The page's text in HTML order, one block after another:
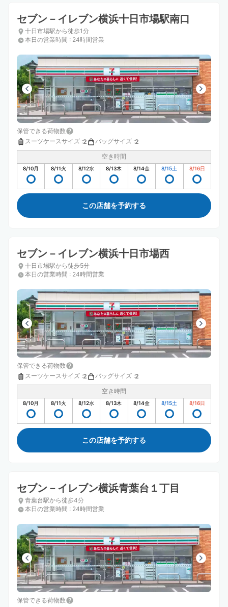
セブン－イレブン横浜十日市場駅南口
十日市場駅から徒歩1分
本日の営業時間 : 24時間営業
保管できる荷物数
スーツケースサイズ :2 バッグサイズ :2
空き時間
8/10月 8/11火 8/12水 8/13木 8/14金 8/15土 8/16日
この店舗を予約する
セブン－イレブン横浜十日市場西
十日市場駅から徒歩5分
本日の営業時間 : 24時間営業
保管できる荷物数
スーツケースサイズ :2 バッグサイズ :2
空き時間
8/10月 8/11火 8/12水 8/13木 8/14金 8/15土 8/16日
この店舗を予約する
セブン－イレブン横浜青葉台１丁目
青葉台駅から徒歩4分
本日の営業時間 : 24時間営業
保管できる荷物数